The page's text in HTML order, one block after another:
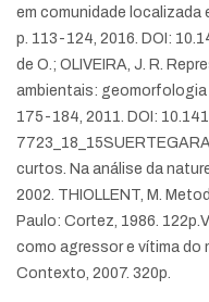
em comunidade localizada
p. 113-124, 2016. DOI:
de O.; OLIVEIRA, J. R.
ambientais: geomorfologia
175-184, 2011. DOI:
7723_18_15
curtos. Na análise da
2002. THIOLLENT, M.
Paulo: Cortez, 1986. 122p.
como agressor e vítima do
Contexto, 2007. 320p.